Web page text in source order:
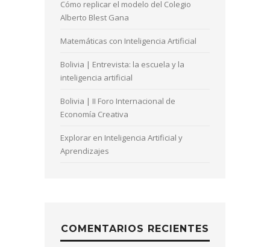
Cómo replicar el modelo del Colegio
Alberto Blest Gana
Matemáticas con Inteligencia Artificial
Bolivia | Entrevista: la escuela y la
inteligencia artificial
Bolivia | II Foro Internacional de
Economía Creativa
Explorar en Inteligencia Artificial y
Aprendizajes
COMENTARIOS RECIENTES